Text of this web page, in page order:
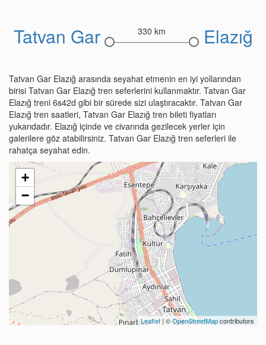
Tatvan Gar 330 km Elazığ
Tatvan Gar Elazığ arasında seyahat etmenin en iyi yollarından
birisi Tatvan Gar Elazığ tren seferlerini kullanmaktır. Tatvan Gar
Elazığ treni 6s42d gibi bir sürede sizi ulaştıracaktır. Tatvan Gar
Elazığ tren saatleri, Tatvan Gar Elazığ tren bileti fiyatları
yukarıdadır. Elazığ içinde ve civarında gezilecek yerler için
galerilere göz atabilirsiniz. Tatvan Gar Elazığ tren seferleri ile
rahatça seyahat edin.
+
−
Leaflet | ©OpenStreetMapcontributors